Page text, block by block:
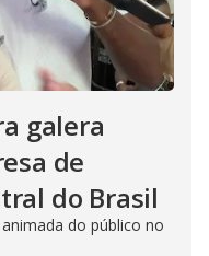
galera
de
do Brasil
do público no